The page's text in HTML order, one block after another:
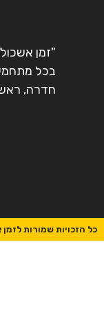
"זמן
בכל
חדרה,
כל הזכויות שמורות לזמן